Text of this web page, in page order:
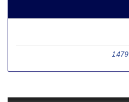
1,479